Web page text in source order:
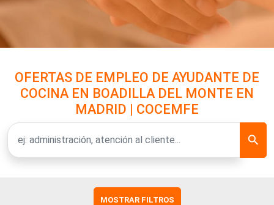
OFERTAS DE EMPLEO DE AYUDANTE DE
COCINA EN BOADILLA DEL MONTE EN
MADRID | COCEMFE
MOSTRAR FILTROS